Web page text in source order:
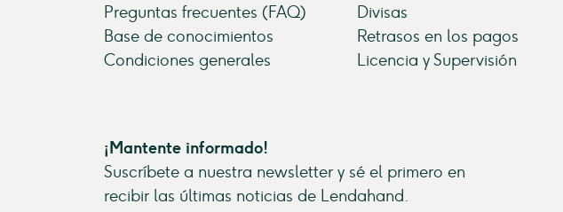
Preguntas frecuentes (FAQ)
Base de conocimientos
Condiciones generales
Divisas
Retrasos en los pagos
Licencia y Supervisión
¡Mantente informado!
Suscríbete a nuestra newsletter y sé el primero en
recibir las últimas noticias de Lendahand.